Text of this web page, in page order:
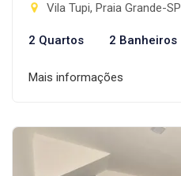
Vila Tupi, Praia Grande-SP
2 Quartos 2 Banheiros
Mais informações